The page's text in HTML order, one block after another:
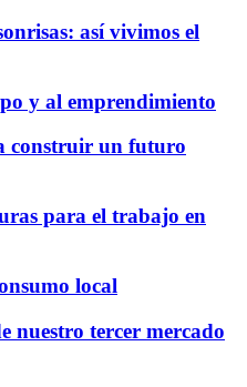
así vivimos el
y al emprendimiento
construir un futuro
para el trabajo en
local
nuestro tercer mercado